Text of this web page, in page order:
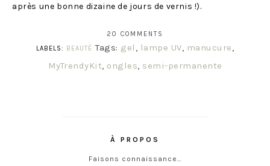
après une bonne dizaine de jours de vernis !).
20 COMMENTS
LABELS: BEAUTÉ Tags: gel , lampe UV, manucure,
MyTrendyKit, ongles, semi-permanente
À PROPOS
Faisons connaissance…